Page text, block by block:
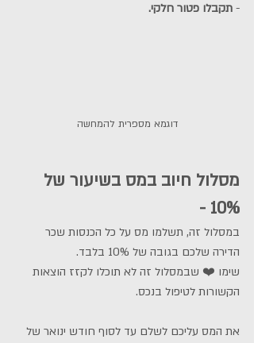
- תקבלו פטור חלקי.
דוגמא מספרית להמחשה
מסלול חיוב במס בשיעור של
10% -
במסלול זה, תשלמו מס על כל הכנסות שכר
הדירה שלכם בגובה של 10% בלבד.
שימו ❤️ שבמסלול זה לא תוכלו לקזז הוצאות
הקשורות לטיפול בנכס.
את המס עליכם לשלם עד לסוף חודש ינואר של